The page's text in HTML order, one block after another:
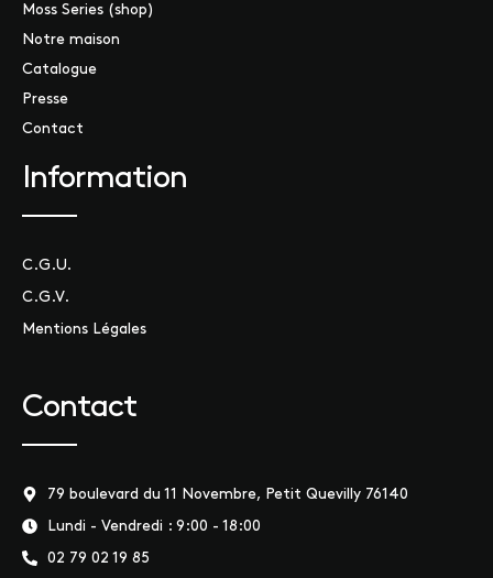
Moss Series (shop)
Notre maison
Catalogue
Presse
Contact
Information
C.G.U.
C.G.V.
Mentions Légales
Contact
79 boulevard du 11 Novembre, Petit Quevilly 76140
Lundi - Vendredi : 9:00 - 18:00
02 79 02 19 85